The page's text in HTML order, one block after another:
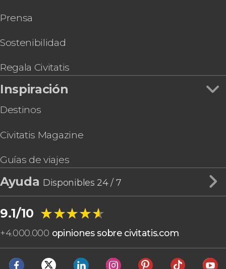
Patinete eléctrico, barco transparente y entrada
Espectáculo de lucha libre en Cozumel
Kayak, snorkel y paddle surf en Cozumel
Alquiler de motos de agua en Cozumel
Prensa
Sostenibilidad
Regala Civitatis
Inspiración
Destinos
Civitatis Magazine
Guías de viajes
Ayuda Disponibles 24 / 7
9.1/10 ★★★★★
★★★★★
+4.000.000 opiniones sobre civitatis.com